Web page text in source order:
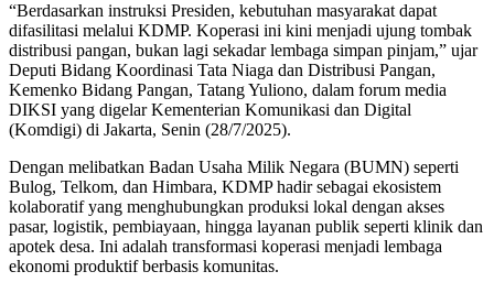
“Berdasarkan instruksi Presiden, kebutuhan masyarakat dapat
difasilitasi melalui KDMP. Koperasi ini kini menjadi ujung tombak
distribusi pangan, bukan lagi sekadar lembaga simpan pinjam,” ujar
Deputi Bidang Koordinasi Tata Niaga dan Distribusi Pangan,
Kemenko Bidang Pangan, Tatang Yuliono, dalam forum media
DIKSI yang digelar Kementerian Komunikasi dan Digital
(Komdigi) di Jakarta, Senin (28/7/2025).
Dengan melibatkan Badan Usaha Milik Negara (BUMN) seperti
Bulog, Telkom, dan Himbara, KDMP hadir sebagai ekosistem
kolaboratif yang menghubungkan produksi lokal dengan akses
pasar, logistik, pembiayaan, hingga layanan publik seperti klinik dan
apotek desa. Ini adalah transformasi koperasi menjadi lembaga
ekonomi produktif berbasis komunitas.